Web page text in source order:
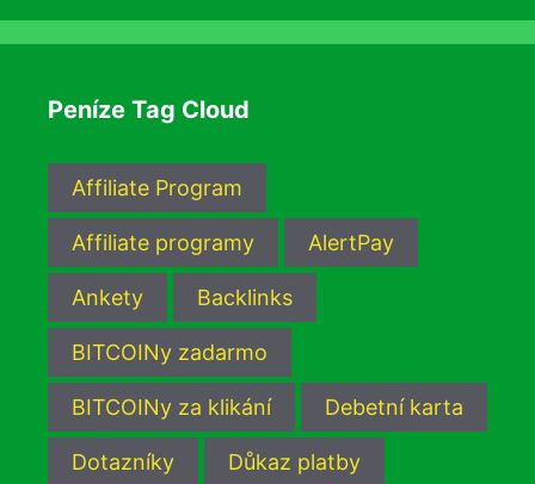
Peníze Tag Cloud
Affiliate Program
Affiliate programy AlertPay
Ankety Backlinks
BITCOINy zadarmo
BITCOINy za klikání Debetní karta
Dotazníky Důkaz platby